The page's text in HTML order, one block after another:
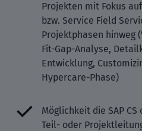
Projekten mit Fokus auf
bzw. Service Field
Projektphasen hinweg
Fit-Gap-Analyse,
Entwicklung,
Hypercare-Phase)
Möglichkeit die SAP
Teil- oder